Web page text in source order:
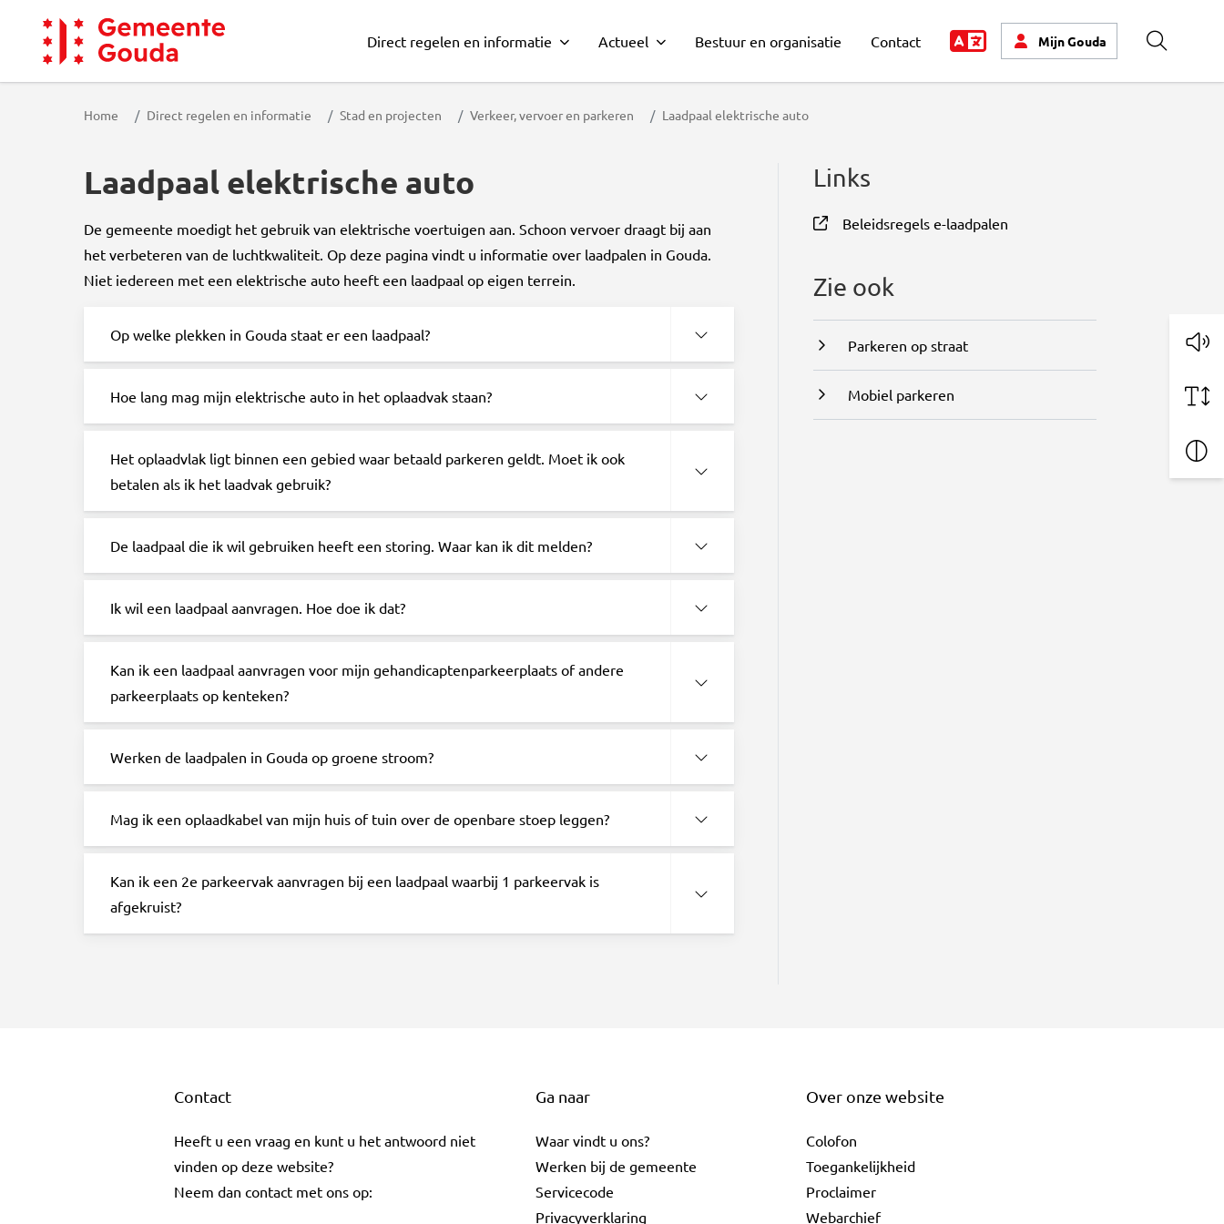
Gemeente Gouda
Direct regelen en informatie Actueel Bestuur en organisatie Contact MijnGouda Zoeken
Home Direct regelen en informatie Stad en projecten Verkeer, vervoer en parkeren Laadpaal elektrische auto
Laadpaal elektrische auto
De gemeente moedigt het gebruik van elektrische voertuigen aan. Schoon vervoer draagt bij aan
het verbeteren van de luchtkwaliteit. Op deze pagina vindt u informatie over laadpalen in Gouda.
Niet iedereen met een elektrische auto heeft een laadpaal op eigen terrein.
Op welke plekken in Gouda staat er een laadpaal?
Hoe lang mag mijn elektrische auto in het oplaadvak staan?
Het oplaadvlak ligt binnen een gebied waar betaald parkeren geldt. Moet ik ook
betalen als ik het laadvak gebruik?
De laadpaal die ik wil gebruiken heeft een storing. Waar kan ik dit melden?
Ik wil een laadpaal aanvragen. Hoe doe ik dat?
Kan ik een laadpaal aanvragen voor mijn gehandicaptenparkeerplaats of andere
parkeerplaats op kenteken?
Werken de laadpalen in Gouda op groene stroom?
Mag ik een oplaadkabel van mijn huis of tuin over de openbare stoep leggen?
Kan ik een 2e parkeervak aanvragen bij een laadpaal waarbij 1 parkeervak is
afgekruist?
Links
Beleidsregels e-laadpalen
, opent in nieuw tabblad
Zie ook
Parkeren op straat
Mobiel parkeren
Contact
Heeft u een vraag en kunt u het antwoord niet
vinden op deze website?
Neem dan contact met ons op:
Ga naar
Waar vindt u ons?
Werken bij de gemeente
Servicecode
Privacyverklaring
Over onze website
Colofon
Toegankelijkheid
Proclaimer
Webarchief